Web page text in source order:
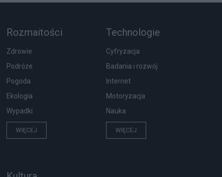
Rozmaitości
Zdrowie
Podróże
Pogoda
Ekologia
Wypadki
WIĘCEJ
Technologie
Cyfryzacja
Badania i rozwój
Internet
Motoryzacja
Nauka
WIĘCEJ